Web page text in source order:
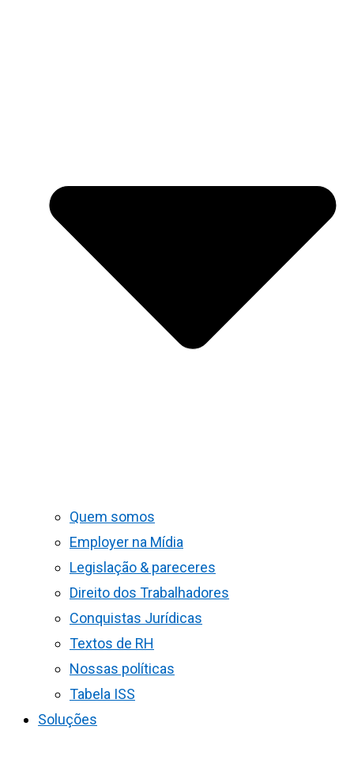
Quem somos
Employer na Mídia
Legislação & pareceres
Direito dos Trabalhadores
Conquistas Jurídicas
Textos de RH
Nossas políticas
Tabela ISS
Soluções